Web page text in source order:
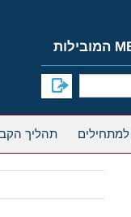
תהליך